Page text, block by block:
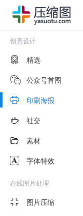
创意设计
精选
公众号首图
印刷海报
社交
素材
字体特效
在线图片处理
图片压缩